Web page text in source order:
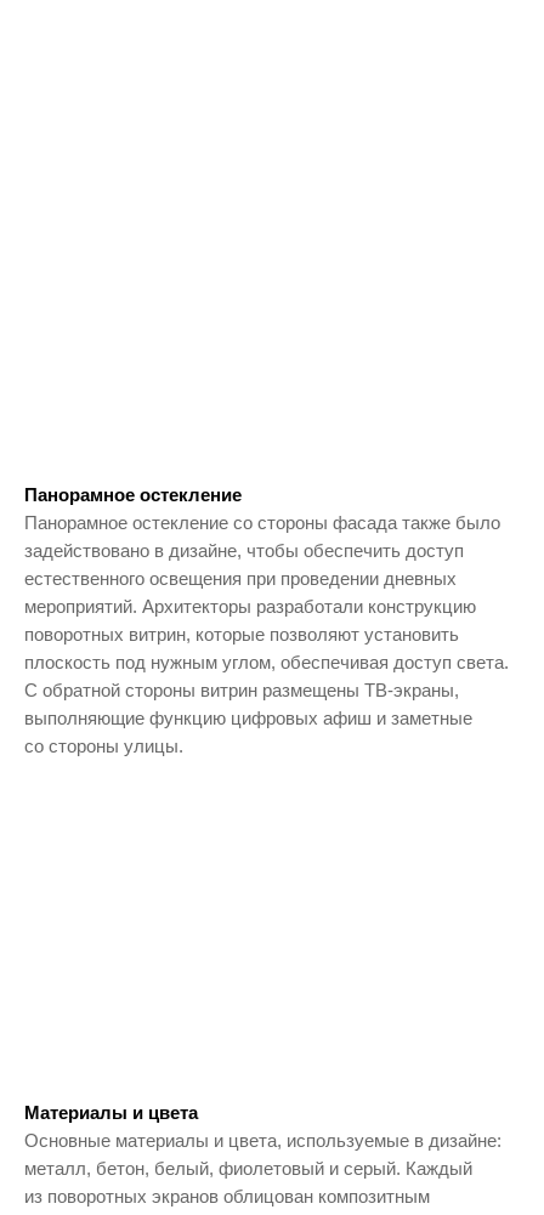
Панорамное остекление
Панорамное остекление со стороны фасада также было
задействовано в дизайне, чтобы обеспечить доступ
естественного освещения при проведении дневных
мероприятий. Архитекторы разработали конструкцию
поворотных витрин, которые позволяют установить
плоскость под нужным углом, обеспечивая доступ света.
С обратной стороны витрин размещены ТВ-экраны,
выполняющие функцию цифровых афиш и заметные
со стороны улицы.
Материалы и цвета
Основные материалы и цвета, используемые в дизайне:
металл, бетон, белый, фиолетовый и серый. Каждый
из поворотных экранов облицован композитным